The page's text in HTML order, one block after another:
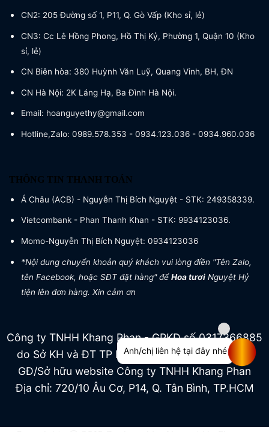
CN2: 205 Đường số 1, P11, Q. Gò Vấp (Kho sỉ, lẻ)
CN3: Cc Lê Hồng Phong, Hồ Thị Kỷ, Phường 1, Quận 10 (Kho
sỉ, lẻ)
CN Biên hòa: 380 Huỳnh Văn Luỹ, Quang Vinh, BH, ĐN
CN Hà Nội: 2K Láng Hạ, Ba Đình Hà Nội.
Email: hoanguyethy@gmail.com
Hotline,Zalo: 0989.578.353 - 0934.123.036 - 0934.960.036
THÔNG TIN THANH TOÁN
Á Châu (ACB) - Nguyễn Thị Bích Nguyệt - STK: 249358339.
Vietcombank - Phan Thanh Khan - STK: 9934123036.
Momo-Nguyễn Thị Bích Nguyệt: 0934123036
*Nội dung chuyển khoản quý khách vui lòng điền "Tên Zalo,
tên Facebook, hoặc SĐT đặt hàng" đểHoa tươi Nguyệt Hỷ
tiện lên đơn hàng. Xin cảm ơn
Công ty TNHH Khang Phan - GPKD số 0317366885
do Sở KH và ĐT TP HCM cấp ngày 04/07/2022
GĐ/Sở hữu website Công ty TNHH Khang Phan
Địa chỉ: 720/10 Âu Cơ, P14, Q. Tân Bình, TP.HCM
Anh/chị liên hệ tại đây nhé